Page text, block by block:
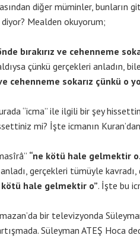
diğer müminler, bunların
Mealden okuyorum;
bırakırız ve cehenneme
çünkü gerçekleri anladın,
ve cehenneme sokarız çünkü o
“icma” ile ilgili bir şey
mi? İşte icmanın
“ne kötü hale gelmektir
gerçekleri tümüyle
kötü hale gelmektir o”. İşte bu
bir televizyonda
Süleyman ATEŞ Hoca